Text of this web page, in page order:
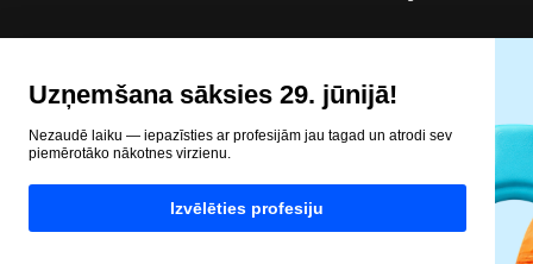
Uzņemšana sāksies 29. jūnijā!
Nezaudē laiku — iepazīsties ar profesijām jau tagad un atrodi sev
piemērotāko nākotnes virzienu.
Izvēlēties profesiju